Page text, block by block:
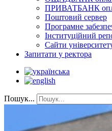
ПРИВАТБАНК
Поштовий сервер
Програмне
Інституційний
Сайти
Запитати у ректора
Пошук...